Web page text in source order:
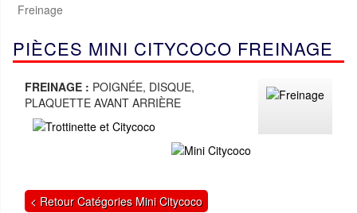
Freinage
PIÈCES MINI CITYCOCO FREINAGE
FREINAGE : POIGNÉE, DISQUE,
PLAQUETTE AVANT ARRIÈRE
< Retour Catégories Mini Citycoco